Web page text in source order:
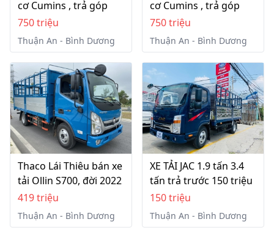
cơ Cumins , trả góp
750 triệu
Thuận An - Bình Dương
cơ Cumins , trả góp
750 triệu
Thuận An - Bình Dương
Thaco Lái Thiêu bán xe
tải Ollin S700, đời 2022
419 triệu
Thuận An - Bình Dương
XE TẢI JAC 1.9 tấn 3.4
tấn trả trước 150 triệu
150 triệu
Thuận An - Bình Dương